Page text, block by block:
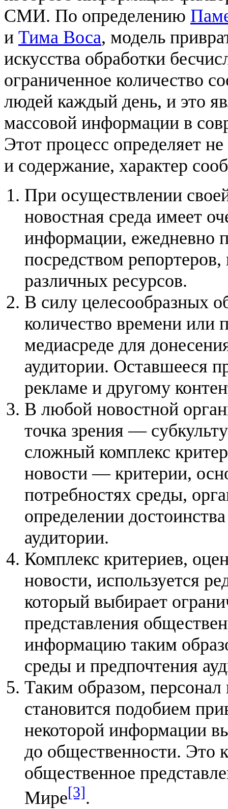
СМИ. По определению
и Тима Воса, модель
искусства обработки
ограниченное количество
людей каждый день, и это
массовой информации в
Этот процесс определяет
и содержание, характер
При осуществлении
новостная среда имеет
информации, ежедневно
посредством
различных ресурсов.
В силу целесообразных
количество времени или
медиасреде для
аудитории. Оставшееся
рекламе и другому
В любой новостной
точка зрения —
сложный комплекс
новости — критерии,
потребностях среды,
определении
аудитории.
Комплекс критериев,
новости, используется
который выбирает
представления
информацию таким
среды и предпочтения
Таким образом,
становится подобием
некоторой информации
до общественности. Это
общественное
Мире[3].